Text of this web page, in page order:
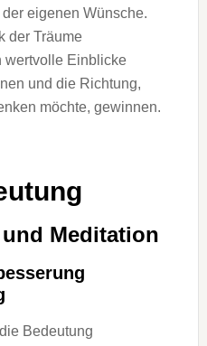
e‬igenen Wünsche.
d‬er Träume
wertvolle Einblicke
u‬nd d‬ie Richtung,
möchte, gewinnen.
Meditation
Bedeutung